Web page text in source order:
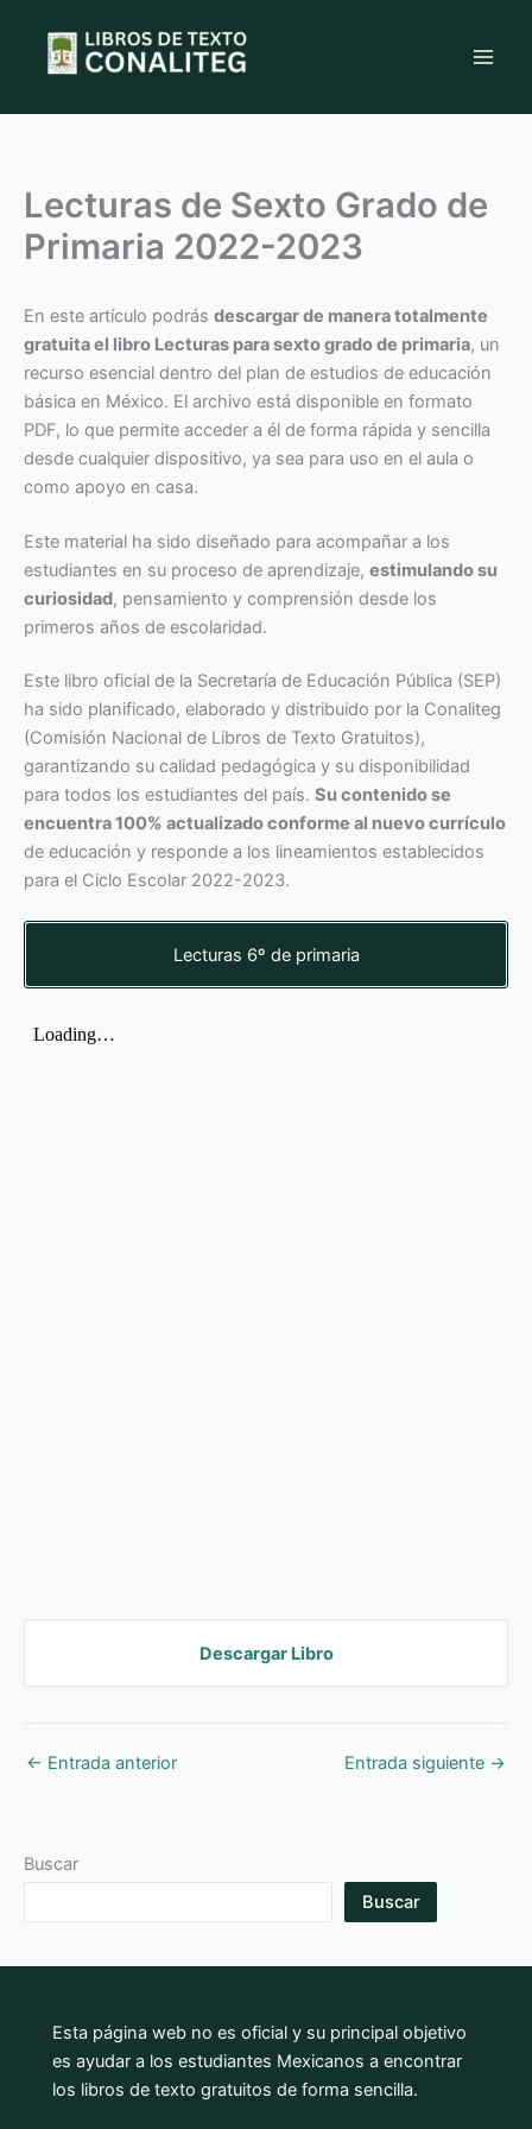
contenido
Lecturas de Sexto Grado de
Primaria 2022-2023
En este artículo podrás descargar de manera totalmente
gratuita el libro Lecturas para sexto grado de primaria, un
recurso esencial dentro del plan de estudios de educación
básica en México. El archivo está disponible en formato
PDF, lo que permite acceder a él de forma rápida y sencilla
desde cualquier dispositivo, ya sea para uso en el aula o
como apoyo en casa.
Este material ha sido diseñado para acompañar a los
estudiantes en su proceso de aprendizaje, estimulando su
curiosidad, pensamiento y comprensión desde los
primeros años de escolaridad.
Este libro oficial de la Secretaría de Educación Pública (SEP)
ha sido planificado, elaborado y distribuido por la Conaliteg
(Comisión Nacional de Libros de Texto Gratuitos),
garantizando su calidad pedagógica y su disponibilidad
para todos los estudiantes del país. Su contenido se
encuentra 100% actualizado conforme al nuevo currículo
de educación y responde a los lineamientos establecidos
para el Ciclo Escolar 2022-2023.
Lecturas 6º de primaria
Descargar Libro
← Entrada anterior Entrada siguiente →
Buscar
Buscar
Esta página web no es oficial y su principal objetivo
es ayudar a los estudiantes Mexicanos a encontrar
los libros de texto gratuitos de forma sencilla.